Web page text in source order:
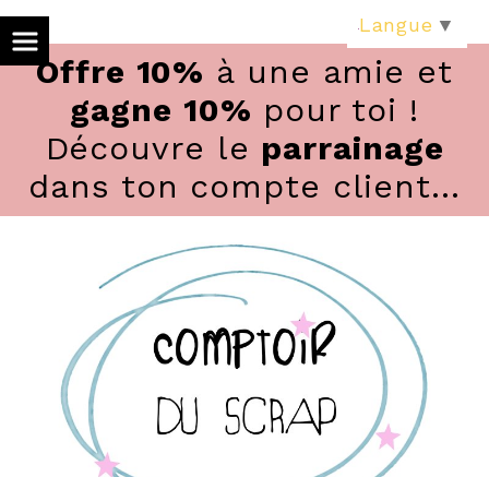
Offre 10% à une amie et
gagne 10% pour toi !
Découvre le parrainage
dans ton compte client...
Langue ▼